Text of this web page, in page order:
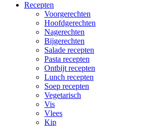
Recepten
Voorgerechten
Hoofdgerechten
Nagerechten
Bijgerechten
Salade recepten
Pasta recepten
Ontbijt recepten
Lunch recepten
Soep recepten
Vegetarisch
Vis
Vlees
Kip